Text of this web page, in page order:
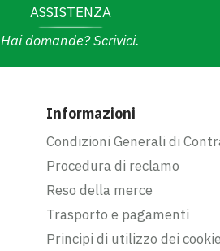
ASSISTENZA
Hai domande? Scrivici.
Informazioni
Condizioni Generali di
Procedura di reclamo
Reso della merce
Trasporto e pagamenti
Principi di utilizzo dei